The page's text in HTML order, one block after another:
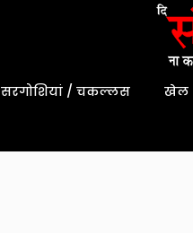
सरगोशियां / चकल्लस खेल